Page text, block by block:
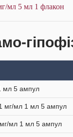
мл 5 мл 1 флакон
мл 5 ампул
мг/мл 1 мл 5 ампул
мг/мл 1 мл 5 ампул